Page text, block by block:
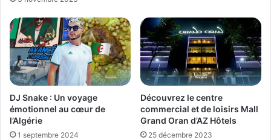
DJ Snake : Un voyage
émotionnel au cœur de
l’Algérie
1 septembre 2024
Découvrez le centre
commercial et de loisirs Mall
Grand Oran d’AZ Hôtels
25 décembre 2023